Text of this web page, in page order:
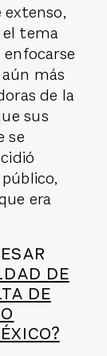
extenso,
el tema
más
de la
sus
se
era
DE
DE